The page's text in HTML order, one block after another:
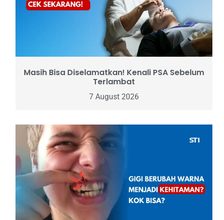
Masih Bisa Diselamatkan! Kenali PSA Sebelum
Terlambat
7 August 2026